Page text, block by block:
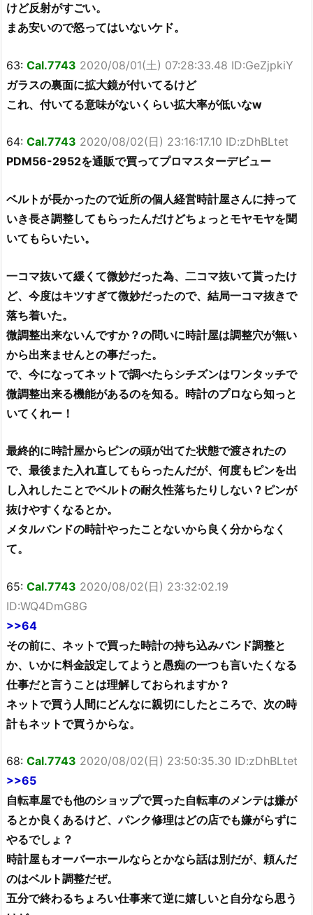
けど反射がすごい。
まあ安いので怒ってはいないケド。
63: Cal.7743 2020/08/01(土) 07:28:33.48 ID:GeZjpkiY
ガラスの裏面に拡大鏡が付いてるけど
これ、付いてる意味がないくらい拡大率が低いなw
64: Cal.7743 2020/08/02(日) 23:16:17.10 ID:zDhBLtet
PDM56-2952を通販で買ってプロマスターデビュー
ベルトが長かったので近所の個人経営時計屋さんに持って
いき長さ調整してもらったんだけどちょっとモヤモヤを聞
いてもらいたい。
一コマ抜いて緩くて微妙だった為、二コマ抜いて貰ったけ
ど、今度はキツすぎて微妙だったので、結局一コマ抜きで
落ち着いた。
微調整出来ないんですか？の問いに時計屋は調整穴が無い
から出来ませんとの事だった。
で、今になってネットで調べたらシチズンはワンタッチで
微調整出来る機能があるのを知る。時計のプロなら知っと
いてくれー！
最終的に時計屋からピンの頭が出てた状態で渡されたの
で、最後また入れ直してもらったんだが、何度もピンを出
し入れしたことでベルトの耐久性落ちたりしない？ピンが
抜けやすくなるとか。
メタルバンドの時計やったことないから良く分からなく
て。
65: Cal.7743 2020/08/02(日) 23:32:02.19
ID:WQ4DmG8G
>>64
その前に、ネットで買った時計の持ち込みバンド調整と
か、いかに料金設定してようと愚痴の一つも言いたくなる
仕事だと言うことは理解しておられますか？
ネットで買う人間にどんなに親切にしたところで、次の時
計もネットで買うからな。
68: Cal.7743 2020/08/02(日) 23:50:35.30 ID:zDhBLtet
>>65
自転車屋でも他のショップで買った自転車のメンテは嫌が
るとか良くあるけど、パンク修理はどの店でも嫌がらずに
やるでしょ？
時計屋もオーバーホールならとかなら話は別だが、頼んだ
のはベルト調整だぜ。
五分で終わるちょろい仕事来て逆に嬉しいと自分なら思う